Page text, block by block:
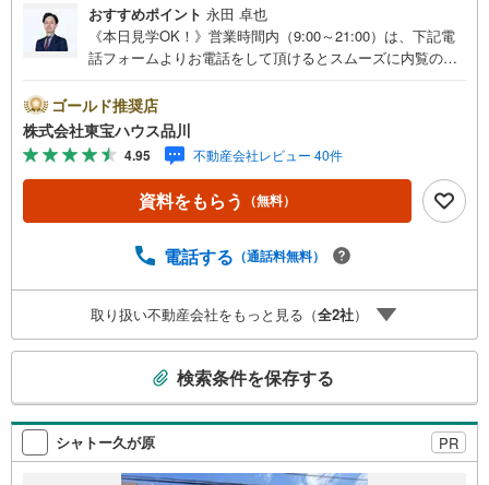
おすすめポイント 永田 卓也
《本日見学OK！》営業時間内（9:00～21:00）は、下記電
話フォームよりお電話をして頂けるとスムーズに内覧のご
hoo！ 不動産キャンペーン対象店舗】当店で物件を成約す
るとPayPayボーナスライトがもらえる「Yahoo！ 不動産
物件ご成約キャンペーン」の対象になります。「資料をも
らう」「見学予約をする」ボタンからお問い合わせくださ
い。※必ずYahoo！ JAPAN IDでログインしてください。※P
ayPayボーナスライトは出金と譲渡はできません。ご案
問い合わせも常時受け付けております！お気軽にお問い合
ゴールド推奨店
株式会社東宝ハウス品川
4.95 不動産会社レビュー 40件
資料をもらう （無料）
電話する （通話料無料）
取り扱い不動産会社をもっと見る（全2社）
検
索
条
検索条件を保存する
シャトー久が原 PR